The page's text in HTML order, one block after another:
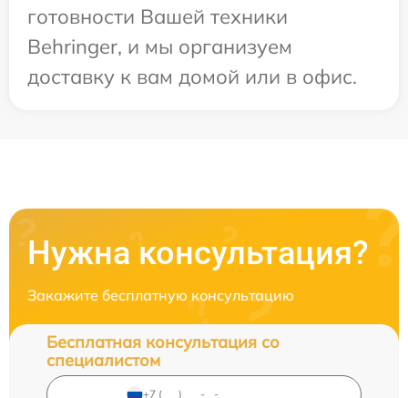
готовности Вашей техники
Behringer, и мы организуем
доставку к вам домой или в офис.
Нужна консультация?
Закажите бесплатную консультацию
Бесплатная консультация со
специалистом